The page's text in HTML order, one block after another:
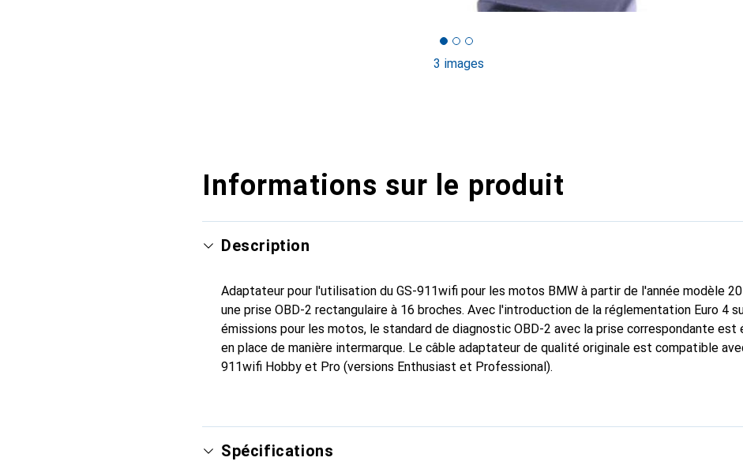
3 images
Informations sur le produit
Description
Adaptateur pour l'utilisation du GS-911wifi pour les motos BMW à partir de l'année modèle
une prise OBD-2 rectangulaire à 16 broches. Avec l'introduction de la réglementation Euro 4
émissions pour les motos, le standard de diagnostic OBD-2 avec la prise correspondante est
en place de manière intermarque. Le câble adaptateur de qualité originale est compatible
911wifi Hobby et Pro (versions Enthusiast et Professional).
Spécifications